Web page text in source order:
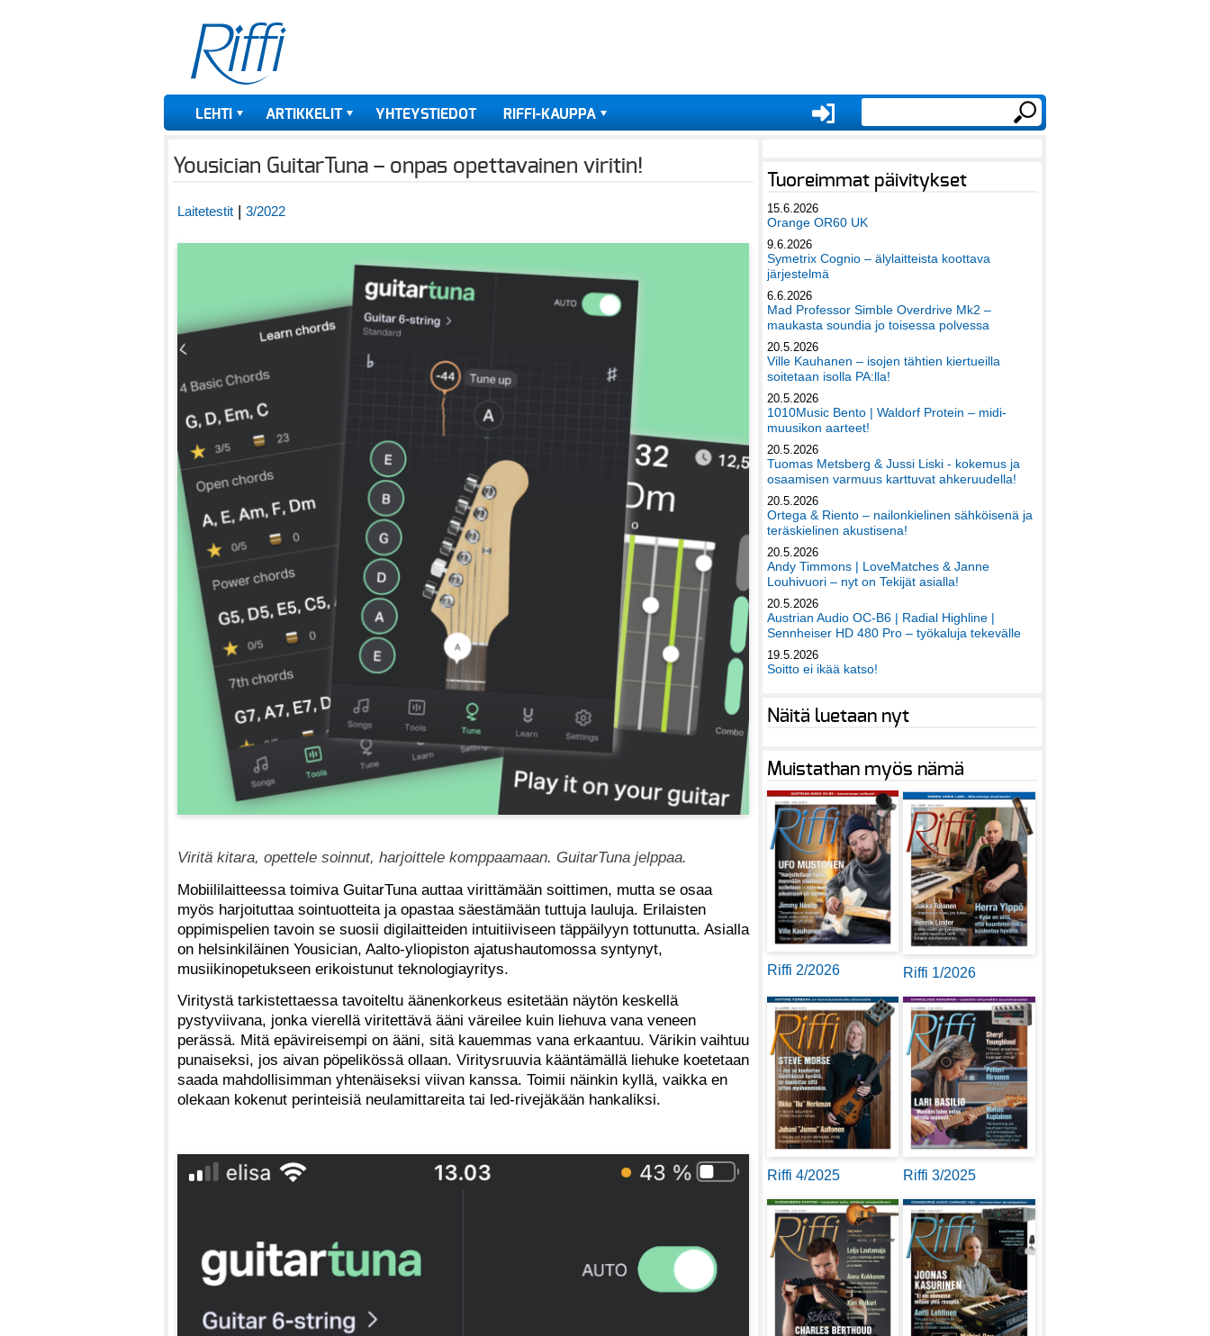
LEHTI ARTIKKELIT YHTEYSTIEDOT RIFFI-KAUPPA
Yousician GuitarTuna – onpas opettavainen viritin!
Laitetestit | 3/2022
Viritä kitara, opettele soinnut, harjoittele komppaamaan. GuitarTuna jelppaa.
Mobiililaitteessa toimiva GuitarTuna auttaa virittämään soittimen, mutta se osaa
myös harjoituttaa sointu­otteita ja opastaa säestämään tuttuja lauluja. Erilaisten
oppimispelien tavoin se suosii digilaitteiden intuitiiviseen täppäilyyn tottunutta. Asialla
on helsinkiläinen Yousician, Aalto-yliopiston ajatushautomossa syntynyt,
musiikinopetukseen erikoistunut teknologiayritys.
Viritystä tarkistettaessa tavoiteltu äänenkorkeus esitetään näytön keskellä
pystyviivana, jonka vierellä viritettävä ääni väreilee kuin liehuva vana veneen
perässä. Mitä epävireisempi on ääni, sitä kauemmas vana erkaantuu. Värikin vaihtuu
punaiseksi, jos aivan pöpelikössä ollaan. Viritysruuvia kääntämällä liehuke koetetaan
saada mahdollisimman yhtenäiseksi viivan kanssa. Toimii näinkin kyllä, vaikka en
olekaan kokenut perinteisiä neulamittareita tai led-rivejäkään hankaliksi.
Tuoreimmat päivitykset
15.6.2026
Orange OR60 UK
9.6.2026
Symetrix Cognio – älylaitteista koottava
järjestelmä
6.6.2026
Mad Professor Simble Overdrive Mk2 –
maukasta soundia jo toisessa polvessa
20.5.2026
Ville Kauhanen – isojen tähtien kiertueilla
soitetaan isolla PA:lla!
20.5.2026
1010Music Bento | Waldorf Protein – midi-
muusikon aarteet!
20.5.2026
Tuomas Metsberg & Jussi Liski - kokemus ja
osaamisen varmuus karttuvat ahkeruudella!
20.5.2026
Ortega & Riento – nailonkielinen sähköisenä ja
teräskielinen akustisena!
20.5.2026
Andy Timmons | LoveMatches & Janne
Louhivuori – nyt on Tekijät asialla!
20.5.2026
Austrian Audio OC-B6 | Radial Highline |
Sennheiser HD 480 Pro – työkaluja tekevälle
19.5.2026
Soitto ei ikää katso!
Näitä luetaan nyt
Muistathan myös nämä
Riffi 2/2026 Riffi 1/2026
Riffi 4/2025 Riffi 3/2025